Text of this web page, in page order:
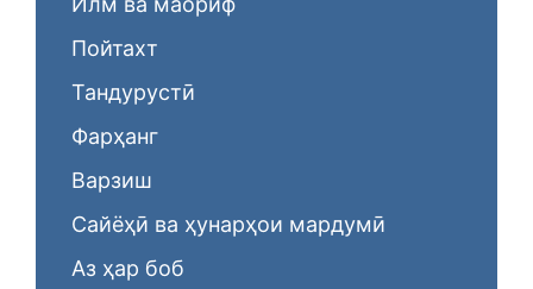
Пойтахт
Тандурустӣ
Фарҳанг
Варзиш
Сайёҳӣ ва ҳунарҳои мардумӣ
Аз ҳар боб